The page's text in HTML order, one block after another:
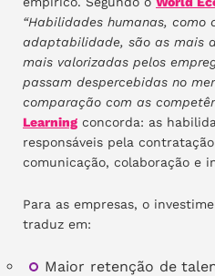
“Habilidades humanas,
adaptabilidade, são as mais
mais valorizadas pelos
passam despercebidas no
comparação com as
Learning concorda: as
responsáveis pela
comunicação, colaboração e
Para as empresas, o
traduz em:
Maior retenção de